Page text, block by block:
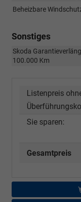
Beheizbare
Sonstiges
Skoda
100.000 Km
Listenpreis
Sie sparen:
Gesamtpreis